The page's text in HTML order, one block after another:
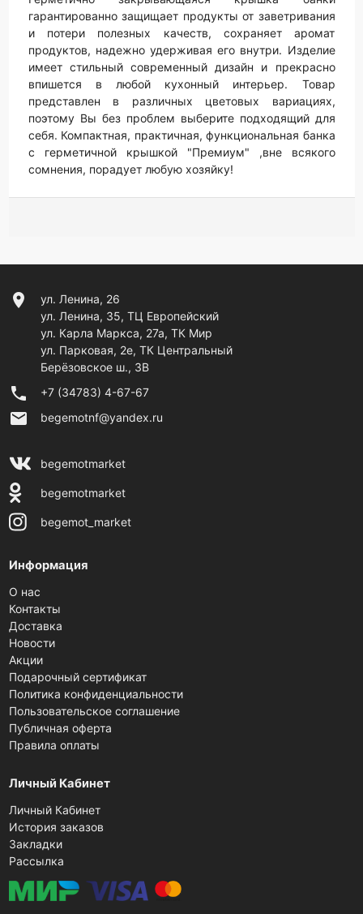
гарантированно защищает продукты от заветривания
и потери полезных качеств, сохраняет аромат
продуктов, надежно удерживая его внутри. Изделие
имеет стильный современный дизайн и прекрасно
впишется в любой кухонный интерьер. Товар
представлен в различных цветовых вариациях,
поэтому Вы без проблем выберите подходящий для
себя. Компактная, практичная, функциональная банка
с герметичной крышкой "Премиум" ,вне всякого
сомнения, порадует любую хозяйку!
location_on
ул. Ленина, 26
ул. Ленина, 35, ТЦ Европейский
ул. Карла Маркса, 27а, ТК Мир
ул. Парковая, 2е, ТК Центральный
Берёзовское ш., 3В
phone +7 (34783) 4-67-67
email begemotnf@yandex.ru
begemotmarket
begemotmarket
begemot_market
Информация
О нас
Контакты
Доставка
Новости
Акции
Подарочный сертификат
Политика конфиденциальности
Пользовательское соглашение
Публичная оферта
Правила оплаты
Личный Кабинет
Личный Кабинет
История заказов
Закладки
Рассылка